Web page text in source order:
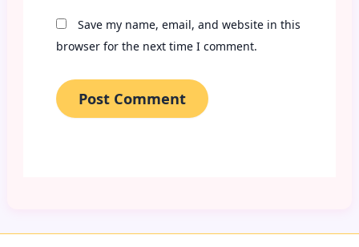
Save my name, email, and website in this
browser for the next time I comment.